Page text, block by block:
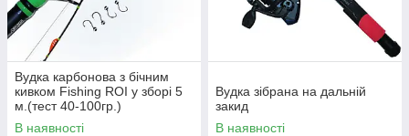
Вудка карбонова з бічним
кивком Fishing ROI у зборі 5
м.(тест 40-100гр.)
В наявності
Вудка зібрана на дальній
закид
В наявності